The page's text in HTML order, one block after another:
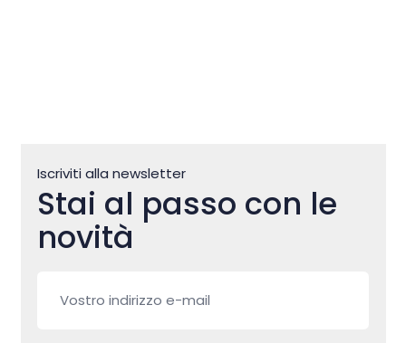
Iscriviti alla newsletter
Stai al passo con le
novità